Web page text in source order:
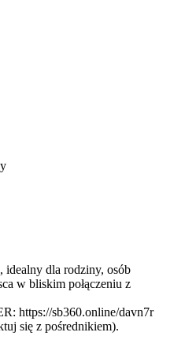
dla rodziny, osób
w bliskim połączeniu z
https://sb360.online/davn7r
się z pośrednikiem).